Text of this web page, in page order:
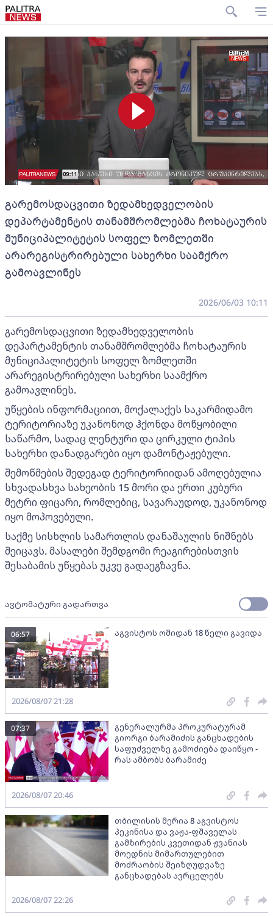
გარემოსდაცვითი ზედამხედველობის
დეპარტამენტის თანამშრომლებმა ჩოხატაურის
მუნიციპალიტეტის სოფელ ზომლეთში
არარეგისტრირებული სახერხი საამქრო
გამოავლინეს
2026/06/03 10:11
გარემოსდაცვითი ზედამხედველობის
დეპარტამენტის თანამშრომლებმა ჩოხატაურის
მუნიციპალიტეტის სოფელ ზომლეთში
არარეგისტრირებული სახერხი საამქრო
გამოავლინეს.
უწყების ინფორმაციით, მოქალაქეს საკარმიდამო
ტერიტორიაზე უკანონოდ ჰქონდა მოწყობილი
საწარმო, სადაც ლენტური და ცირკული ტიპის
სახერხი დანადგარები იყო დამონტაჟებული.
შემოწმების შედეგად ტერიტორიიდან ამოღებულია
სხვადასხვა სახეობის 15 მორი და ერთი კუბური
მეტრი ფიცარი, რომლებიც, სავარაუდოდ, უკანონოდ
იყო მოპოვებული.
საქმე სისხლის სამართლის დანაშაულის ნიშნებს
შეიცავს. მასალები შემდგომი რეაგირებისთვის
შესაბამის უწყებას უკვე გადაეგზავნა.
ავტომატური გადართვა
აგვისტოს ომიდან 18 წელი გავიდა
06:57
2026/08/07 21:28
გენერალურმა პროკურატურამ
გიორგი ბარამიძის განცხადების
საფუძველზე გამოძიება დაიწყო -
რას ამბობს ბარამიძე
07:37
2026/08/07 20:46
თბილისის მერია 8 აგვისტოს
პეკინისა და ვაჟა-ფშაველას
გამზირების კვეთიდან ჟვანიას
მოედნის მიმართულებით
მოძრაობის შეიზღუდვაზე
განცხადებას ავრცელებს
2026/08/07 22:26